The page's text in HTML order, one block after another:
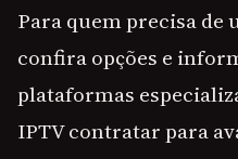
Para quem precisa de
confira opções e
plataformas
IPTV contratar para